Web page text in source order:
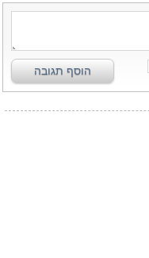
הוסף תגובה